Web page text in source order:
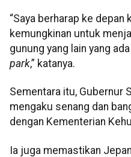
“Saya berharap ke
kemungkinan untuk
gunung yang lain yang
park,” katanya.
Sementara itu, Gubernur
mengaku senang dan
dengan Kementerian
Ia juga memastikan